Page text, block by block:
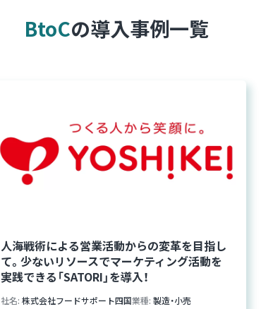
BtoCの導入事例一覧
人海戦術による営業活動からの変革を目指し
て。少ないリソースでマーケティング活動を
実践できる「SATORI」を導入！
社名 株式会社フードサポート四国業種 製造・小売